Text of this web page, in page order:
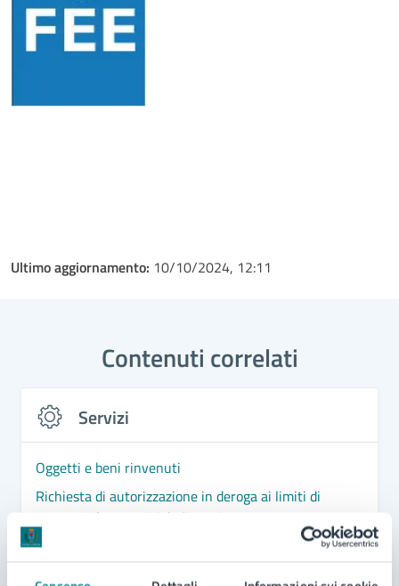
Ultimo aggiornamento: 10/10/2024, 12:11
Contenuti correlati
Servizi
Oggetti e beni rinvenuti
Richiesta di autorizzazione in deroga ai limiti di
rumorosità per attività di cantiere
Richiesta di A.U.A. per acque reflue depurate